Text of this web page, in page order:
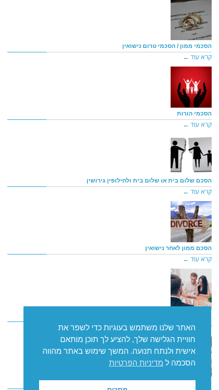
הסכמי ממון / הסכמי טרום נישואין
קרא עוד ←
הסכמי הורות
קרא עוד ←
הסכם שלום בית או שלום בית ולחילופין גירושין
קרא עוד ←
הסכם ממון לאחר נישואין
קרא עוד ←
הסכם לחיים משותפים / הסכם פירוד/ הסכם לידועים בציבור
קרא עוד ←
הסכם גירושין / הסכם התרת נישואין
האתר שלנו משתמש בעוגיות כדי לשפר את
חוויית הגלישה שלך, להציע לך תוכן מותאם
אישית ולנתח תנועה. המשך שימוש באתר מהווה
הסכמה ל מדיניות הפרטיות